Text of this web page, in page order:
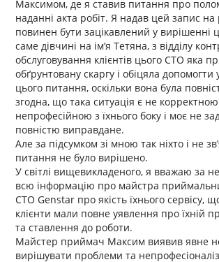
Максимом, де я ставив питання про
наданні акта робіт. Я надав цей запис на
повинен бути зацікавлений у вирішенні
саме дівчині на ім’я Тетяна, з відділу
обслуговування клієнтів цього СТО яка
обґрунтовану скаргу і обіцяла допомогти
цього питання, оскільки вона була
згодна, що така ситуація є не корректною
непрофесійною з їхнього боку і моє не
повністю виправдане.
Але за підсумком зі мною так ніхто і не
питання не було вирішено.
У світлі вищевикладеного, я вважаю за
всю інформацію про майстра
СТО Genstar про якість їхнього сервісу,
клієнти мали повне уявлення про їхній
та ставлення до роботи.
Майстер приймач Максим виявив явне
вирішувати проблеми та